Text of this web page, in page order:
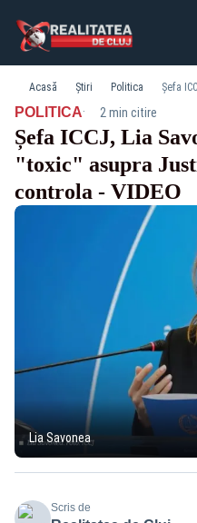
Acasă Știri Politica
POLITICA· 2 min citire
Șefa ICCJ, Lia
"toxic" asupra
controla - VIDEO
Lia Savonea
Scris de